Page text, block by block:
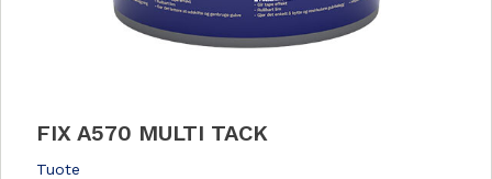
FIX A570 MULTI TACK
Tuote